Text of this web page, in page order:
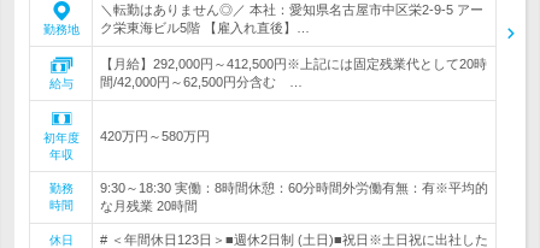
勤務地
＼転勤はありません◎／ 本社：愛知県名古屋市中区栄2-9-5 アー
ク栄東海ビル5階 【雇入れ直後】…
給与
【月給】292,000円～412,500円※上記には固定残業代として20時
間/42,000円～62,500円分含む …
初年度
年収
420万円～580万円
勤務
時間
9:30～18:30 実働：8時間休憩：60分時間外労働有無：有※平均的
な月残業 20時間
休日
# ＜年間休日123日＞■週休2日制 (土日)■祝日※土日祝に出社した